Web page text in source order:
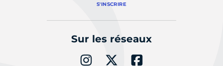
S'INSCRIRE
Sur les réseaux